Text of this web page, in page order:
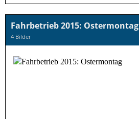
Fahrbetrieb 2015: Ostermontag
4 Bilder